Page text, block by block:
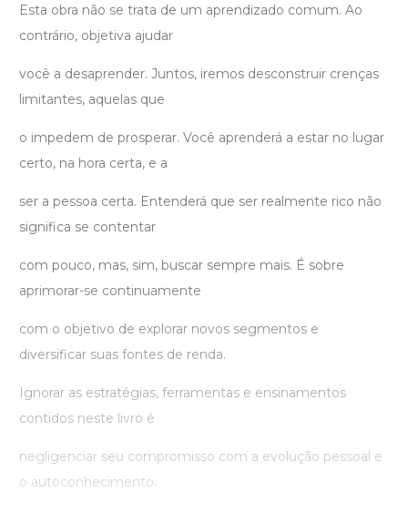
Esta obra não se trata de um aprendizado comum. Ao
contrário, objetiva ajudar
você a desaprender. Juntos, iremos desconstruir crenças
limitantes, aquelas que
o impedem de prosperar. Você aprenderá a estar no lugar
certo, na hora certa, e a
ser a pessoa certa. Entenderá que ser realmente rico não
significa se contentar
com pouco, mas, sim, buscar sempre mais. É sobre
aprimorar-se continuamente
com o objetivo de explorar novos segmentos e
diversificar suas fontes de renda.
Ignorar as estratégias, ferramentas e ensinamentos
contidos neste livro é
negligenciar seu compromisso com a evolução pessoal e
o autoconhecimento.